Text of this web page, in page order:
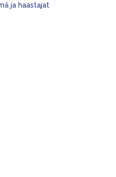
ja haastajat